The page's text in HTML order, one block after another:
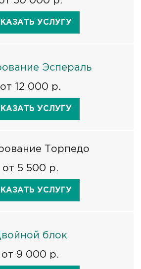
УСЛУГУ
Эспераль
от 12 000 р.
УСЛУГУ
Торпедо
от 5 500 р.
УСЛУГУ
блок
от 9 000 р.